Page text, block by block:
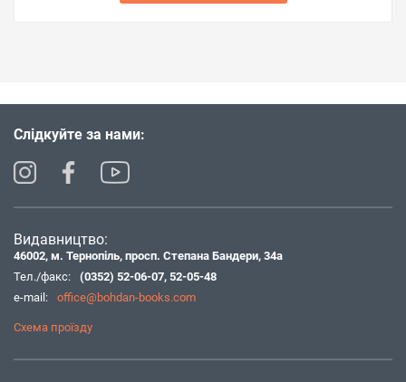
Слідкуйте за нами:
Видавництво:
46002, м. Тернопіль, просп. Степана Бандери, 34а
Тел./факс:
(0352) 52-06-07, 52-05-48
e-mail:
office@bohdan-books.com
Схема проїзду